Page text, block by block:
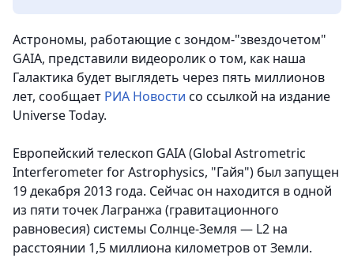
Астрономы, работающие с зондом-"звездочетом"
GAIA, представили видеоролик о том, как наша
Галактика будет выглядеть через пять миллионов
лет, сообщает РИА Новости со ссылкой на издание
Universe Today.
Европейский телескоп GAIA (Global Astrometric
Interferometer for Astrophysics, "Гайя") был запущен
19 декабря 2013 года. Сейчас он находится в одной
из пяти точек Лагранжа (гравитационного
равновесия) системы Солнце-Земля — L2 на
расстоянии 1,5 миллиона километров от Земли.